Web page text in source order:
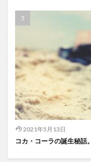
2021年5月13日
コカ・コーラの誕生秘話